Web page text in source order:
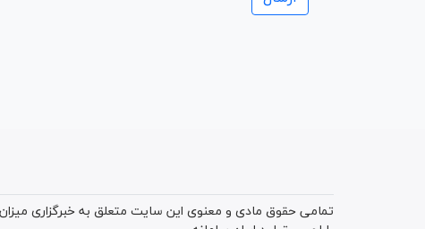
تمامی حقوق مادی و معنوی این سایت متعلق به خبرگزاری